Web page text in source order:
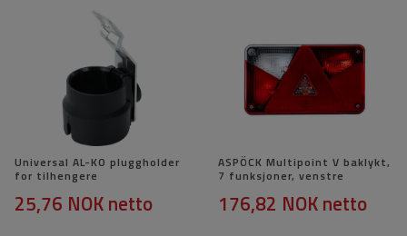
Universal AL-KO pluggholder
for tilhengere
25,76 NOKnetto
ASPÖCK Multipoint V baklykt,
7 funksjoner, venstre
176,82 NOKnetto